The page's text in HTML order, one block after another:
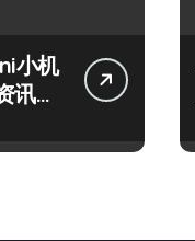
小机
讯一